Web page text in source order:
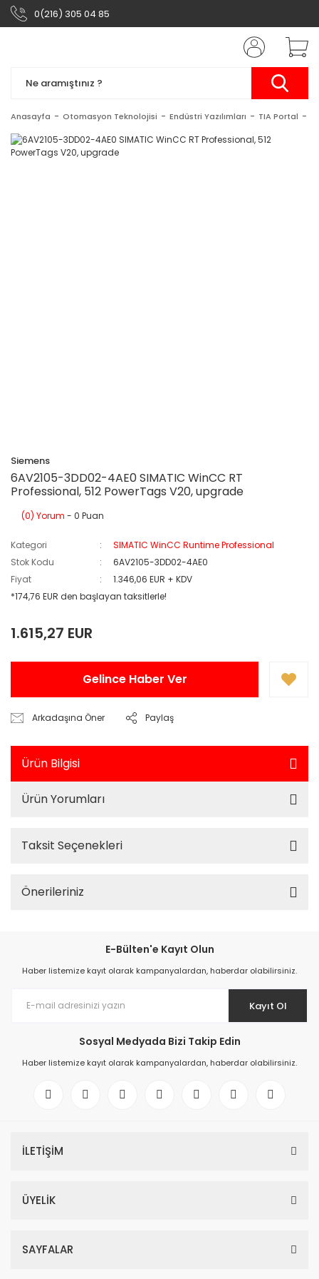
0(216) 305 04 85
Anasayfa Otomasyon Teknolojisi Endüstri Yazılımları TIA Portal
Siemens
6AV2105-3DD02-4AE0 SIMATIC WinCC RT
Professional, 512 PowerTags V20, upgrade
(0) Yorum - 0 Puan
Kategori
SIMATIC WinCC Runtime Professional
Stok Kodu
6AV2105-3DD02-4AE0
Fiyat
1.346,06 EUR + KDV
*174,76 EUR den başlayan taksitlerle!
1.615,27 EUR
Gelince Haber Ver
Arkadaşına Öner Paylaş
Ürün Bilgisi
Ürün Yorumları
Taksit Seçenekleri
Önerileriniz
E-Bülten'e Kayıt Olun
Haber listemize kayıt olarak kampanyalardan, haberdar olabilirsiniz.
Kayıt Ol
Sosyal Medyada Bizi Takip Edin
Haber listemize kayıt olarak kampanyalardan, haberdar olabilirsiniz.
İLETİŞİM
ÜYELİK
SAYFALAR